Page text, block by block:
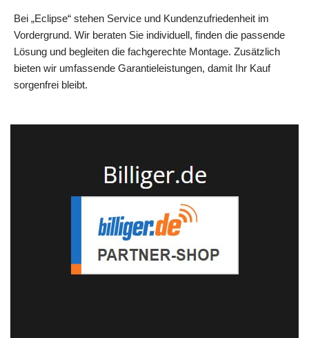
Bei „Eclipse“ stehen Service und Kundenzufriedenheit im
Vordergrund. Wir beraten Sie individuell, finden die passende
Lösung und begleiten die fachgerechte Montage. Zusätzlich
bieten wir umfassende Garantieleistungen, damit Ihr Kauf
sorgenfrei bleibt.